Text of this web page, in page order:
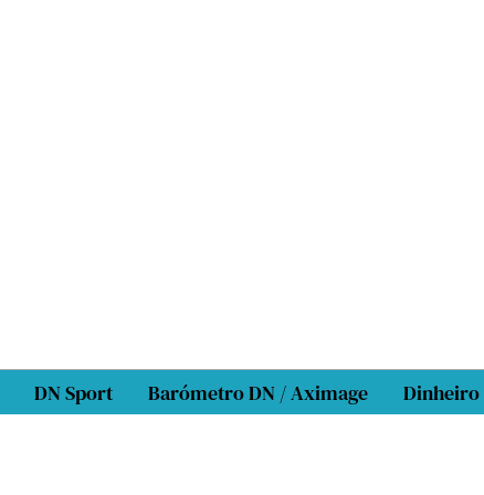
DN Sport Barómetro DN / Aximage Dinheiro